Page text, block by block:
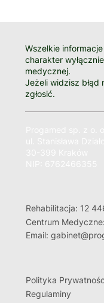
Wszelkie
charakter
medycznej.
Jeżeli widzisz błąd
zgłosić.
Rehabilitacja: 12
Centrum
Email:
Polityka
Regulaminy